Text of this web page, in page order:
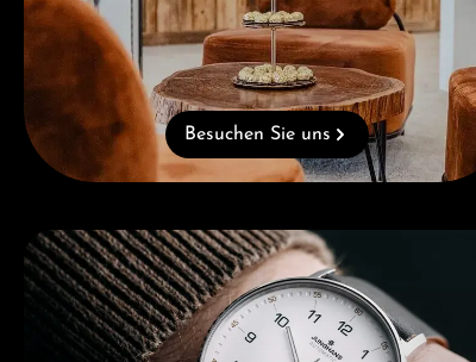
Besuchen Sie uns
Kategoriegalerie überspringen